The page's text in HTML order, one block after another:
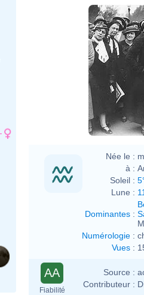
Née le :
à :
Soleil :
Lune :
Dominantes :
Numérologie :
Vues :
AA
Fiabilité
Source :
Contributeur :